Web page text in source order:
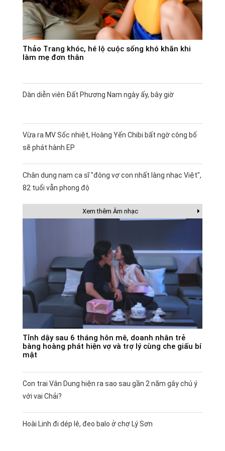
Thảo Trang khóc, hé lộ cuộc sống khó khăn khi
làm mẹ đơn thân
Dàn diễn viên Đất Phương Nam ngày ấy, bây giờ
Vừa ra MV Sốc nhiệt, Hoàng Yến Chibi bất ngờ công bố
sẽ phát hành EP
Chân dung nam ca sĩ "đông vợ con nhất làng nhạc Việt",
82 tuổi vẫn phong độ
Xem thêm Âm nhạc
Tỉnh dậy sau 6 tháng hôn mê, doanh nhân trẻ
bàng hoàng phát hiện vợ và trợ lý cùng che giấu bí
mật
Con trai Vân Dung hiện ra sao sau gần 2 năm gây chú ý
với vai Chải?
Hoài Linh đi dép lê, đeo balo ở chợ Lý Sơn